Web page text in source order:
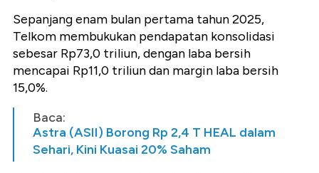
Sepanjang enam bulan pertama tahun 2025,
Telkom membukukan pendapatan konsolidasi
sebesar Rp73,0 triliun, dengan laba bersih
mencapai Rp11,0 triliun dan margin laba bersih
15,0%.
Baca:
Astra (ASII) Borong Rp 2,4 T HEAL dalam
Sehari, Kini Kuasai 20% Saham